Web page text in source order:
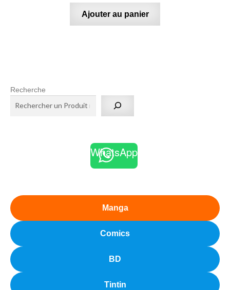
Ajouter au panier
Recherche
WhatsApp
Manga
Comics
BD
Tintin